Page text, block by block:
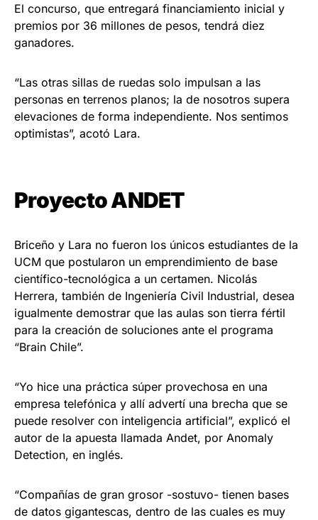
El concurso, que entregará financiamiento inicial y
premios por 36 millones de pesos, tendrá diez
ganadores.
“Las otras sillas de ruedas solo impulsan a las
personas en terrenos planos; la de nosotros supera
elevaciones de forma independiente. Nos sentimos
optimistas”, acotó Lara.
Proyecto ANDET
Briceño y Lara no fueron los únicos estudiantes de la
UCM que postularon un emprendimiento de base
científico-tecnológica a un certamen. Nicolás
Herrera, también de Ingeniería Civil Industrial, desea
igualmente demostrar que las aulas son tierra fértil
para la creación de soluciones ante el programa
“Brain Chile”.
“Yo hice una práctica súper provechosa en una
empresa telefónica y allí advertí una brecha que se
puede resolver con inteligencia artificial”, explicó el
autor de la apuesta llamada Andet, por Anomaly
Detection, en inglés.
“Compañías de gran grosor -sostuvo- tienen bases
de datos gigantescas, dentro de las cuales es muy